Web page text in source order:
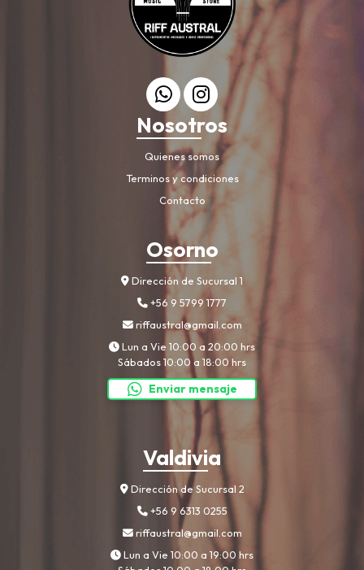
Nosotros
Quienes somos
Terminos y condiciones
Contacto
Osorno
Dirección de Sucursal 1
+56 9 5799 1777
riffaustral@gmail.com
Lun a Vie 10:00 a 20:00 hrs
Sábados 10:00 a 18:00 hrs
Enviar mensaje
Valdivia
Dirección de Sucursal 2
+56 9 6313 0255
riffaustral@gmail.com
Lun a Vie 10:00 a 19:00 hrs